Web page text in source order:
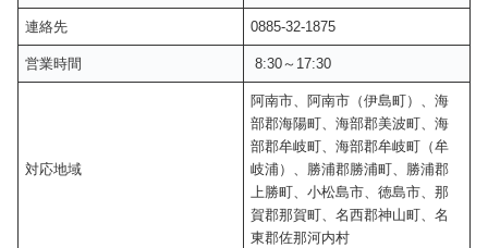
連絡先 0885-32-1875
営業時間 8:30～17:30
対応地域
阿南市、阿南市（伊島町）、海
部郡海陽町、海部郡美波町、海
部郡牟岐町、海部郡牟岐町（牟
岐浦）、勝浦郡勝浦町、勝浦郡
上勝町、小松島市、徳島市、那
賀郡那賀町、名西郡神山町、名
東郡佐那河内村